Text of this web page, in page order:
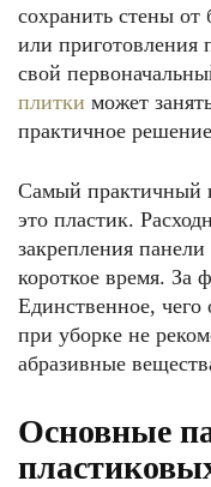
сохранить стены от
или
свой
плитки может
практичное
Самый практичный
это пластик.
закрепления
короткое время. За
Единственное,
при уборке не
абразивные
Основные